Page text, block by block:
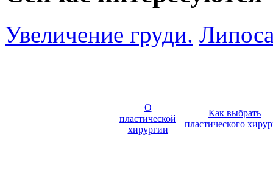
Увеличение груди.
О
пластической
хирургии
Как выбрать
пластического